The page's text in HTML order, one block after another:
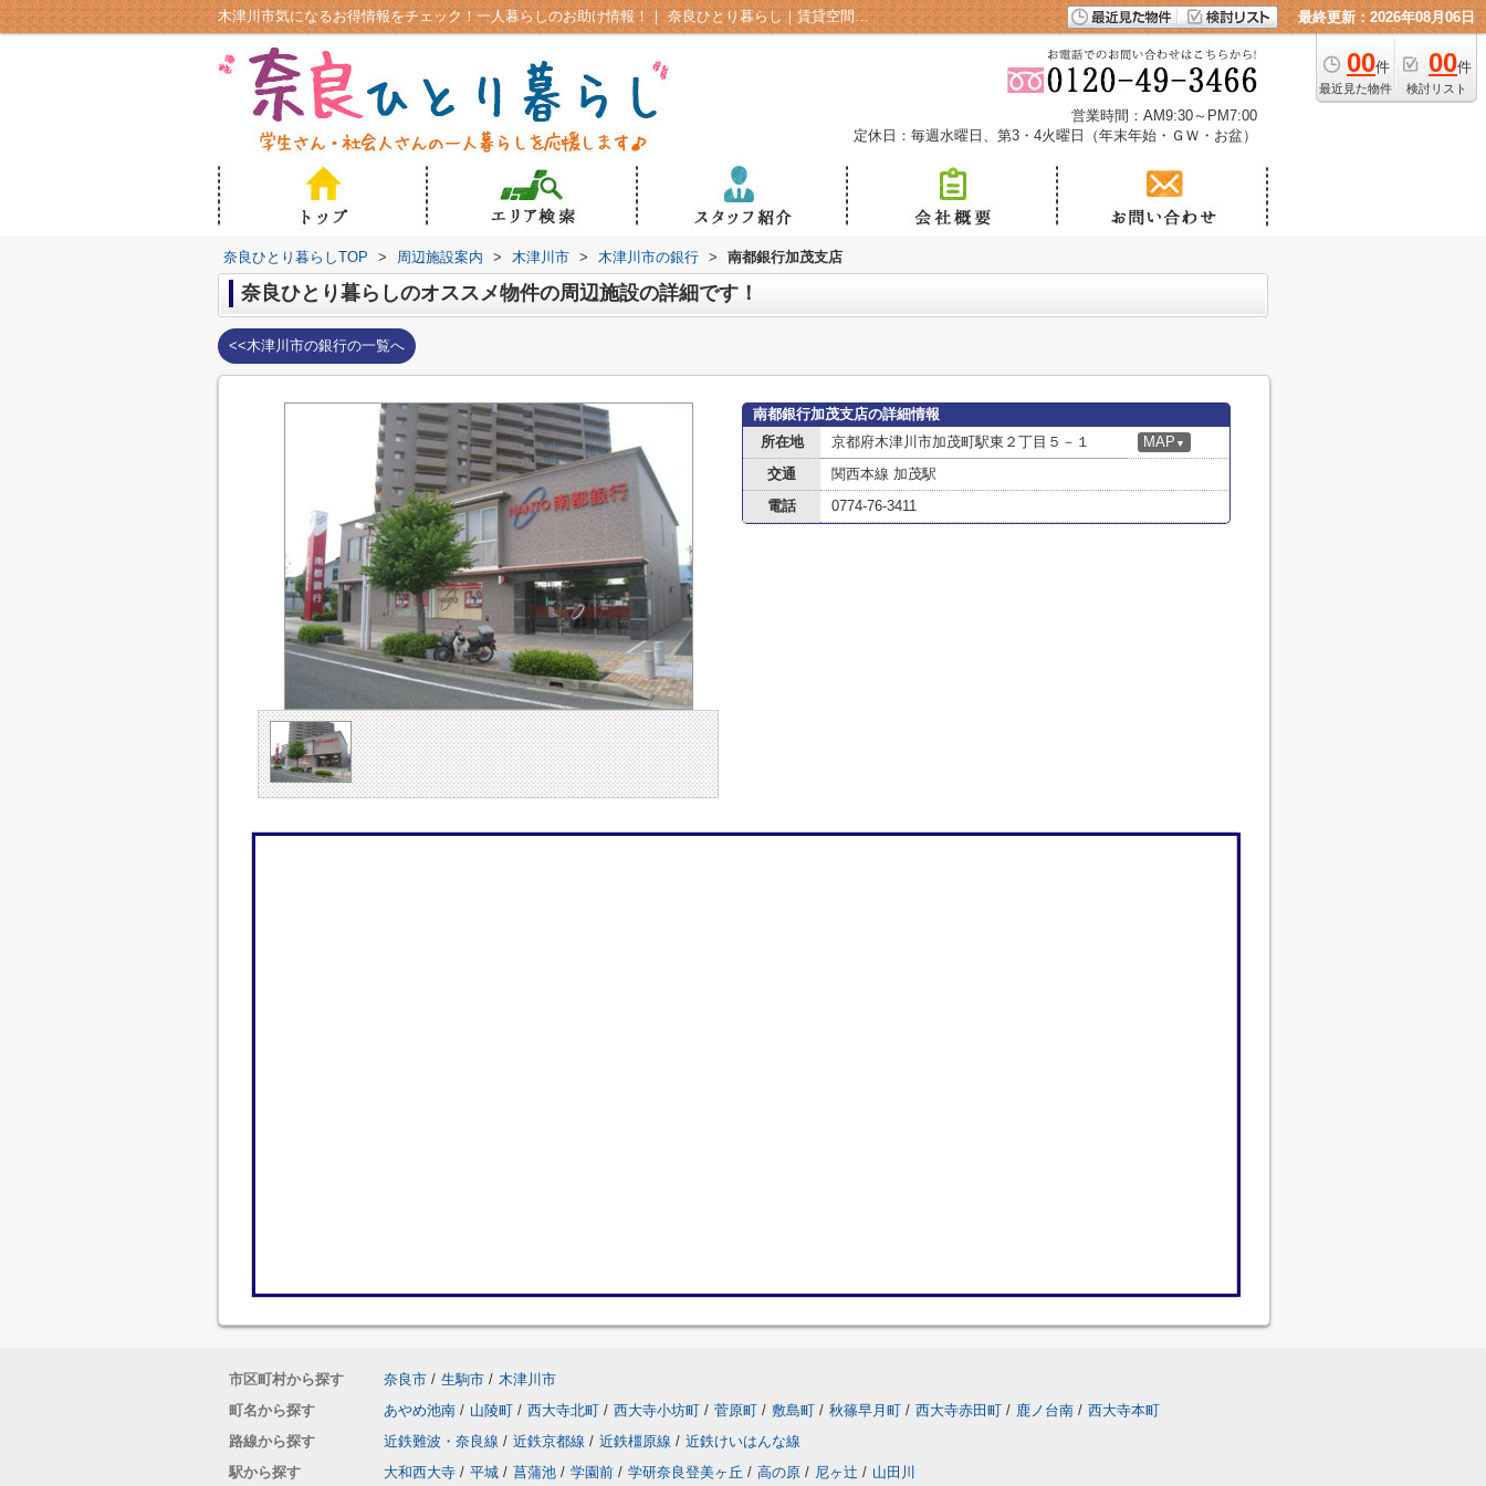
木津川市気になるお得情報をチェック！一人暮らしのお助け情報！｜ 奈良ひとり暮らし｜賃貸空間（株）A-SPACE奈良市の学生向け賃貸 最終更新：2026年08月06日
00件
最近見た物件
00件
検討リスト
営業時間：AM9:30～PM7:00
定休日：毎週水曜日、第3・4火曜日（年末年始・ＧＷ・お盆）
奈良ひとり暮らしTOP > 周辺施設案内 > 木津川市 > 木津川市の銀行 > 南都銀行加茂支店
奈良ひとり暮らしのオススメ物件の周辺施設の詳細です！
<<木津川市の銀行の一覧へ
南都銀行加茂支店の詳細情報
所在地
京都府木津川市加茂町駅東２丁目５－１ MAP ▼
交通
関西本線 加茂駅
電話
0774-76-3411
市区町村から探す 奈良市 / 生駒市 / 木津川市
町名から探す
あやめ池南 / 山陵町 / 西大寺北町 / 西大寺小坊町 / 菅原町 / 敷島町 / 秋篠早月町 / 西大寺赤田町 / 鹿ノ台南 / 西大寺本町
路線から探す
近鉄難波・奈良線 / 近鉄京都線 / 近鉄橿原線 / 近鉄けいはんな線
駅から探す
大和西大寺 / 平城 / 菖蒲池 / 学園前 / 学研奈良登美ヶ丘 / 高の原 / 尼ヶ辻 / 山田川